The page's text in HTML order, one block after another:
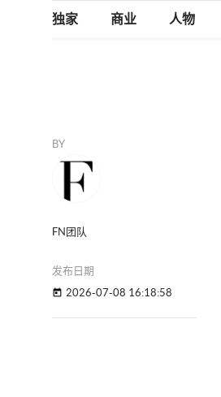
独家 商业 人物
BY
FN团队
发布日期
today 2026-07-08 16:18:58